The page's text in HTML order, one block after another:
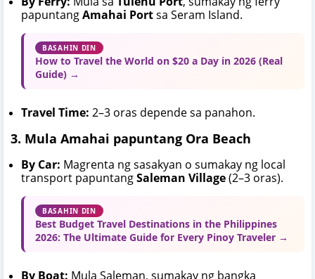
papuntangAmahai Portsa Seram Island.
BASAHIN DIN
How to Travel the World on $20 a Day in 2026 (Real
Guide) →
Travel Time: 2–3 oras depende sa panahon.
3. Mula Amahai papuntang Ora Beach
By Car: Magrenta ng sasakyan o sumakay ng local
transport papuntangSaleman Village(2–3 oras).
BASAHIN DIN
Best Budget Travel Destinations in the Philippines
2026: The Ultimate Guide for Every Pinoy Traveler →
By Boat: Mula Saleman, sumakay ng bangka